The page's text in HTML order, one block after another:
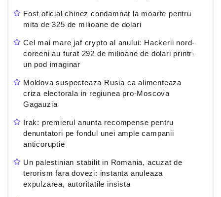
Fost oficial chinez condamnat la moarte pentru
mita de 325 de milioane de dolari
Cel mai mare jaf crypto al anului: Hackerii nord-
coreeni au furat 292 de milioane de dolari printr-
un pod imaginar
Moldova suspecteaza Rusia ca alimenteaza
criza electorala in regiunea pro-Moscova
Gagauzia
Irak: premierul anunta recompense pentru
denuntatori pe fondul unei ample campanii
anticoruptie
Un palestinian stabilit in Romania, acuzat de
terorism fara dovezi: instanta anuleaza
expulzarea, autoritatile insista